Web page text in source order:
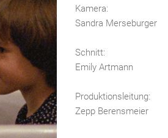
Kamera:
Sandra Merseburger
Schnitt:
Emily Artmann
Produktionsleitung:
Zepp Berensmeier